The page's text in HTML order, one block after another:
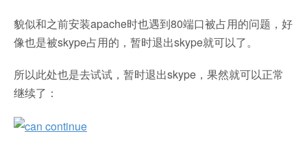
貌似和之前安装apache时也遇到80端口被占用的问题，好
像也是被skype占用的，暂时退出skype就可以了。
所以此处也是去试试，暂时退出skype，果然就可以正常
继续了：